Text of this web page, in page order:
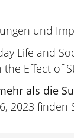
und
Life and
Effect of
als die
2023 finden